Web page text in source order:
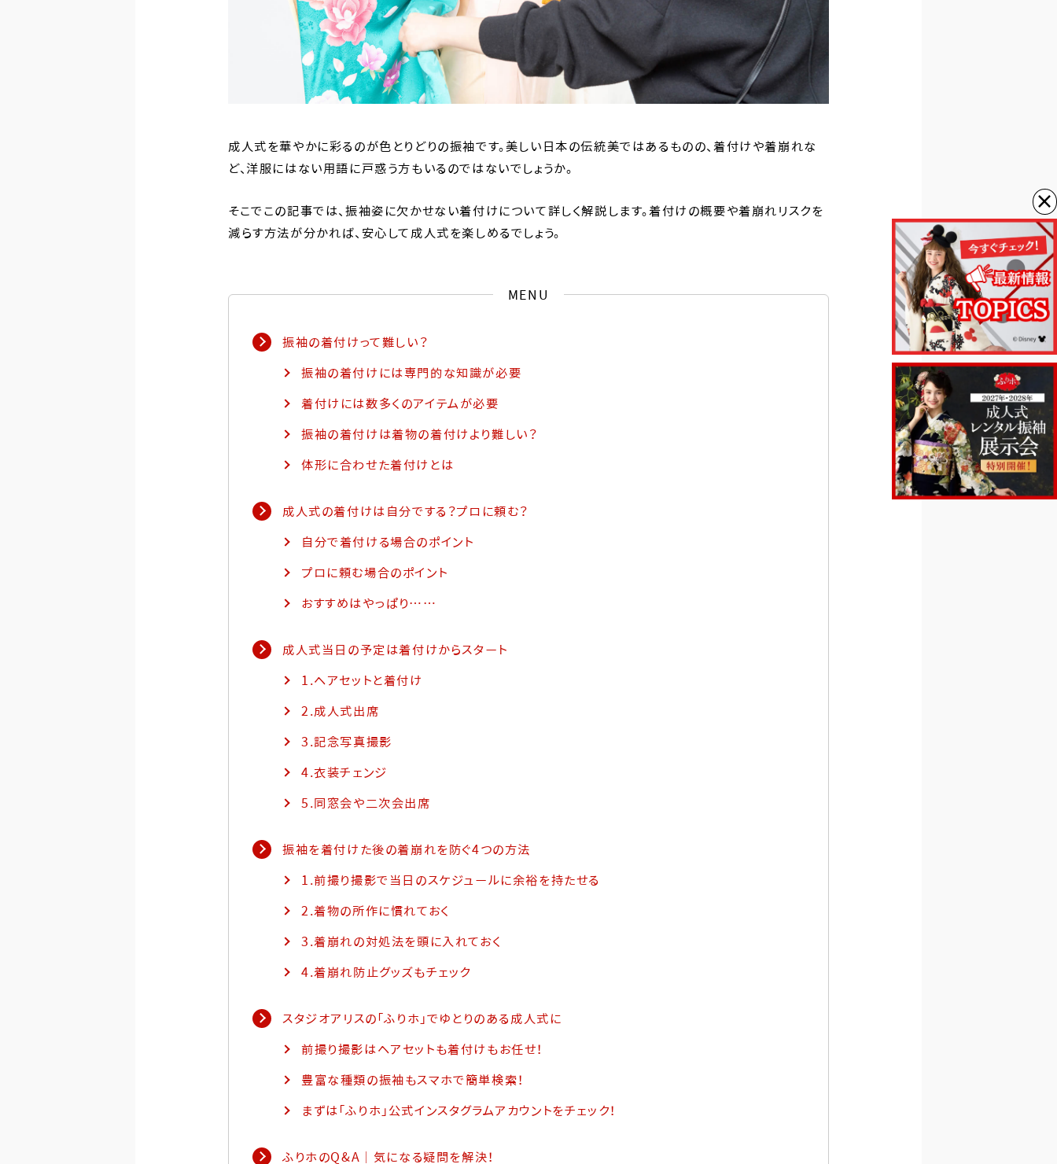
成人式を華やかに彩るのが色とりどりの振袖です。美しい日本の伝統美ではあるものの、着付けや着崩れな
ど、洋服にはない用語に戸惑う方もいるのではないでしょうか。
そこでこの記事では、振袖姿に欠かせない着付けについて詳しく解説します。着付けの概要や着崩れリスクを
減らす方法が分かれば、安心して成人式を楽しめるでしょう。
MENU
振袖の着付けって難しい？
振袖の着付けには専門的な知識が必要
着付けには数多くのアイテムが必要
振袖の着付けは着物の着付けより難しい？
体形に合わせた着付けとは
成人式の着付けは自分でする？プロに頼む？
自分で着付ける場合のポイント
プロに頼む場合のポイント
おすすめはやっぱり……
成人式当日の予定は着付けからスタート
1.ヘアセットと着付け
2.成人式出席
3.記念写真撮影
4.衣装チェンジ
5.同窓会や二次会出席
振袖を着付けた後の着崩れを防ぐ4つの方法
1.前撮り撮影で当日のスケジュールに余裕を持たせる
2.着物の所作に慣れておく
3.着崩れの対処法を頭に入れておく
4.着崩れ防止グッズもチェック
スタジオアリスの「ふりホ」でゆとりのある成人式に
前撮り撮影はヘアセットも着付けもお任せ！
豊富な種類の振袖もスマホで簡単検索！
まずは「ふりホ」公式インスタグラムアカウントをチェック！
ふりホのQ&A｜気になる疑問を解決！
×